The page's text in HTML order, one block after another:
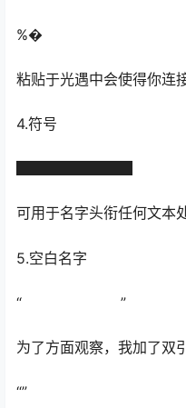
%�
粘贴于光遇中会使得你连
4.符号
可用于名字头衔任何文本
5.空白名字
“ㅤㅤㅤㅤㅤㅤㅤ ”
为了方面观察，我加了双
“⁣⁣⁣⁣⁣⁣⁣⁣”